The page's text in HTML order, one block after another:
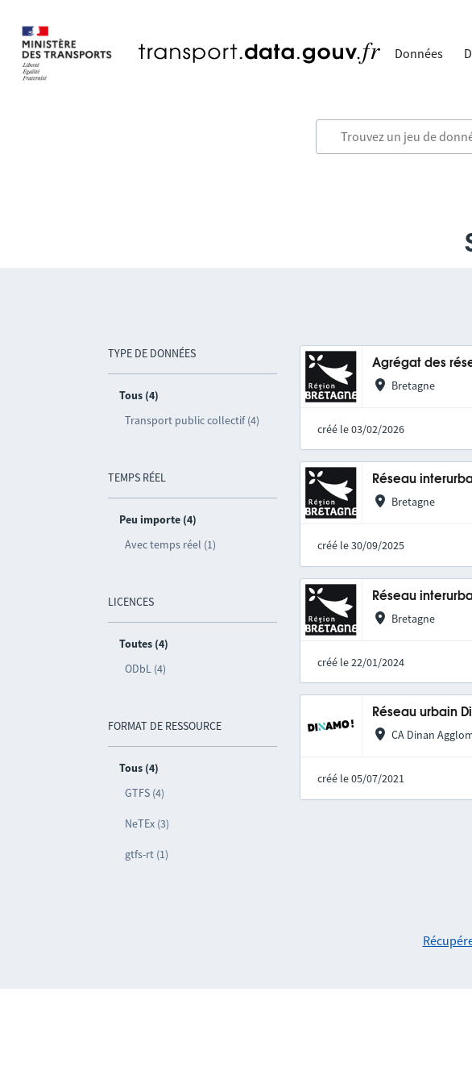
Données
TYPE DE DONNÉES
Tous (4)
Transport public collectif (4)
TEMPS RÉEL
Peu importe (4)
Avec temps réel (1)
LICENCES
Toutes (4)
ODbL (4)
FORMAT DE RESSOURCE
Tous (4)
GTFS (4)
NeTEx (3)
gtfs-rt (1)
Agrégat des
Bretagne
créé le 03/02/2026
Réseau
Bretagne
créé le 30/09/2025
Réseau
Bretagne
créé le 22/01/2024
Réseau urbain
CA Dinan
créé le 05/07/2021